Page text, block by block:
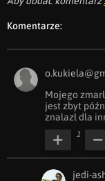
Komentarze:
Mojego
jest zbyt
znalazł dla
1
jedi-